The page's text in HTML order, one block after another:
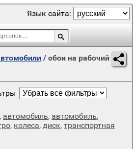
Язык сайта:
/ обои на рабочий
, автомобиль, автомобиль,
, колеса, диск, транспортная